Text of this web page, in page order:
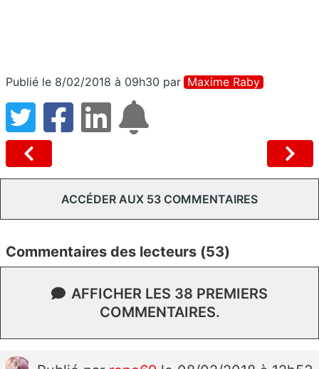
Publié le 8/02/2018 à 09h30 par Maxime Raby
ACCÉDER AUX 53 COMMENTAIRES
Commentaires des lecteurs (53)
AFFICHER LES 38 PREMIERS
COMMENTAIRES.